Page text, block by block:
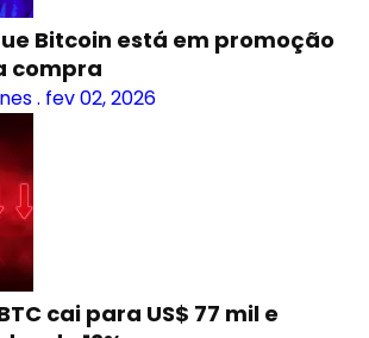
Bitcoin está em promoção
compra
. fev 02, 2026
cai para US$ 77 mil e